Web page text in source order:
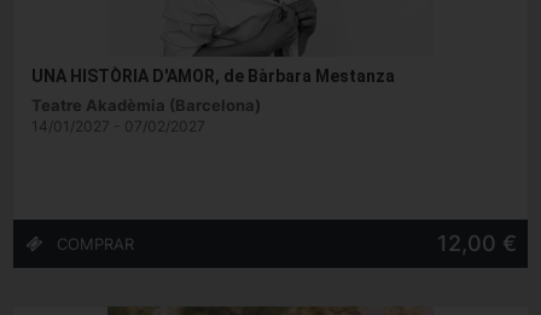
UNA HISTÒRIA D'AMOR, de Bàrbara Mestanza
Teatre Akadèmia (Barcelona)
14/01/2027 - 07/02/2027
12,00 €